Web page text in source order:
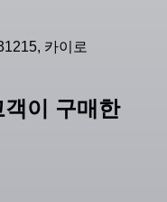
카이로
이 구매한